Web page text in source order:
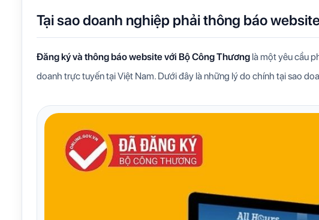
Tại sao doanh nghiệp phải thông báo
Đăng ký và thông báo website với Bộ Công Thương là một yêu cầu
doanh trực tuyến tại Việt Nam. Dưới đây là những lý do chính tại sao